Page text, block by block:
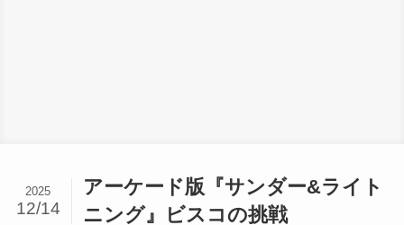
アーケード版『サンダー&ライト
ニング』ビスコの挑戦
2025
12/14